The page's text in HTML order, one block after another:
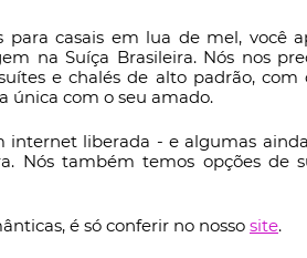
para casais em lua de mel, você
na Suíça Brasileira. Nós nos
e chalés de alto padrão,
única com o seu amado.
internet liberada - e algumas
Nós também temos opções de
é só conferir no nosso site.